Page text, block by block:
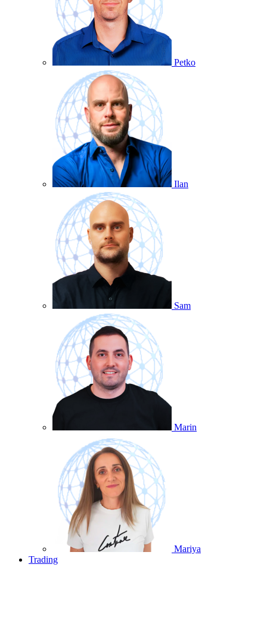
Petko
Ilan
Sam
Marin
Mariya
Trading